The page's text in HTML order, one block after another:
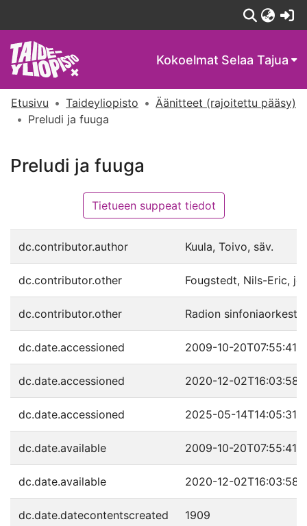
Kokoelmat Selaa Tajua
Etusivu Taideyliopisto
Äänitteet (rajoitettu pääsy)
Preludi ja fuuga
Preludi ja fuuga
Tietueen suppeat tiedot
dc.contributor.author Kuula, Toivo, säv.
dc.contributor.other Fougstedt, Nils-Eric,
dc.contributor.other Radion
dc.date.accessioned 2009-10-20T07:55:41Z
dc.date.accessioned 2020-12-02T16:03:58Z
dc.date.accessioned 2025-05-14T14:05:31Z
dc.date.available 2009-10-20T07:55:41Z
dc.date.available 2020-12-02T16:03:58Z
dc.date.datecontentscreated 1909